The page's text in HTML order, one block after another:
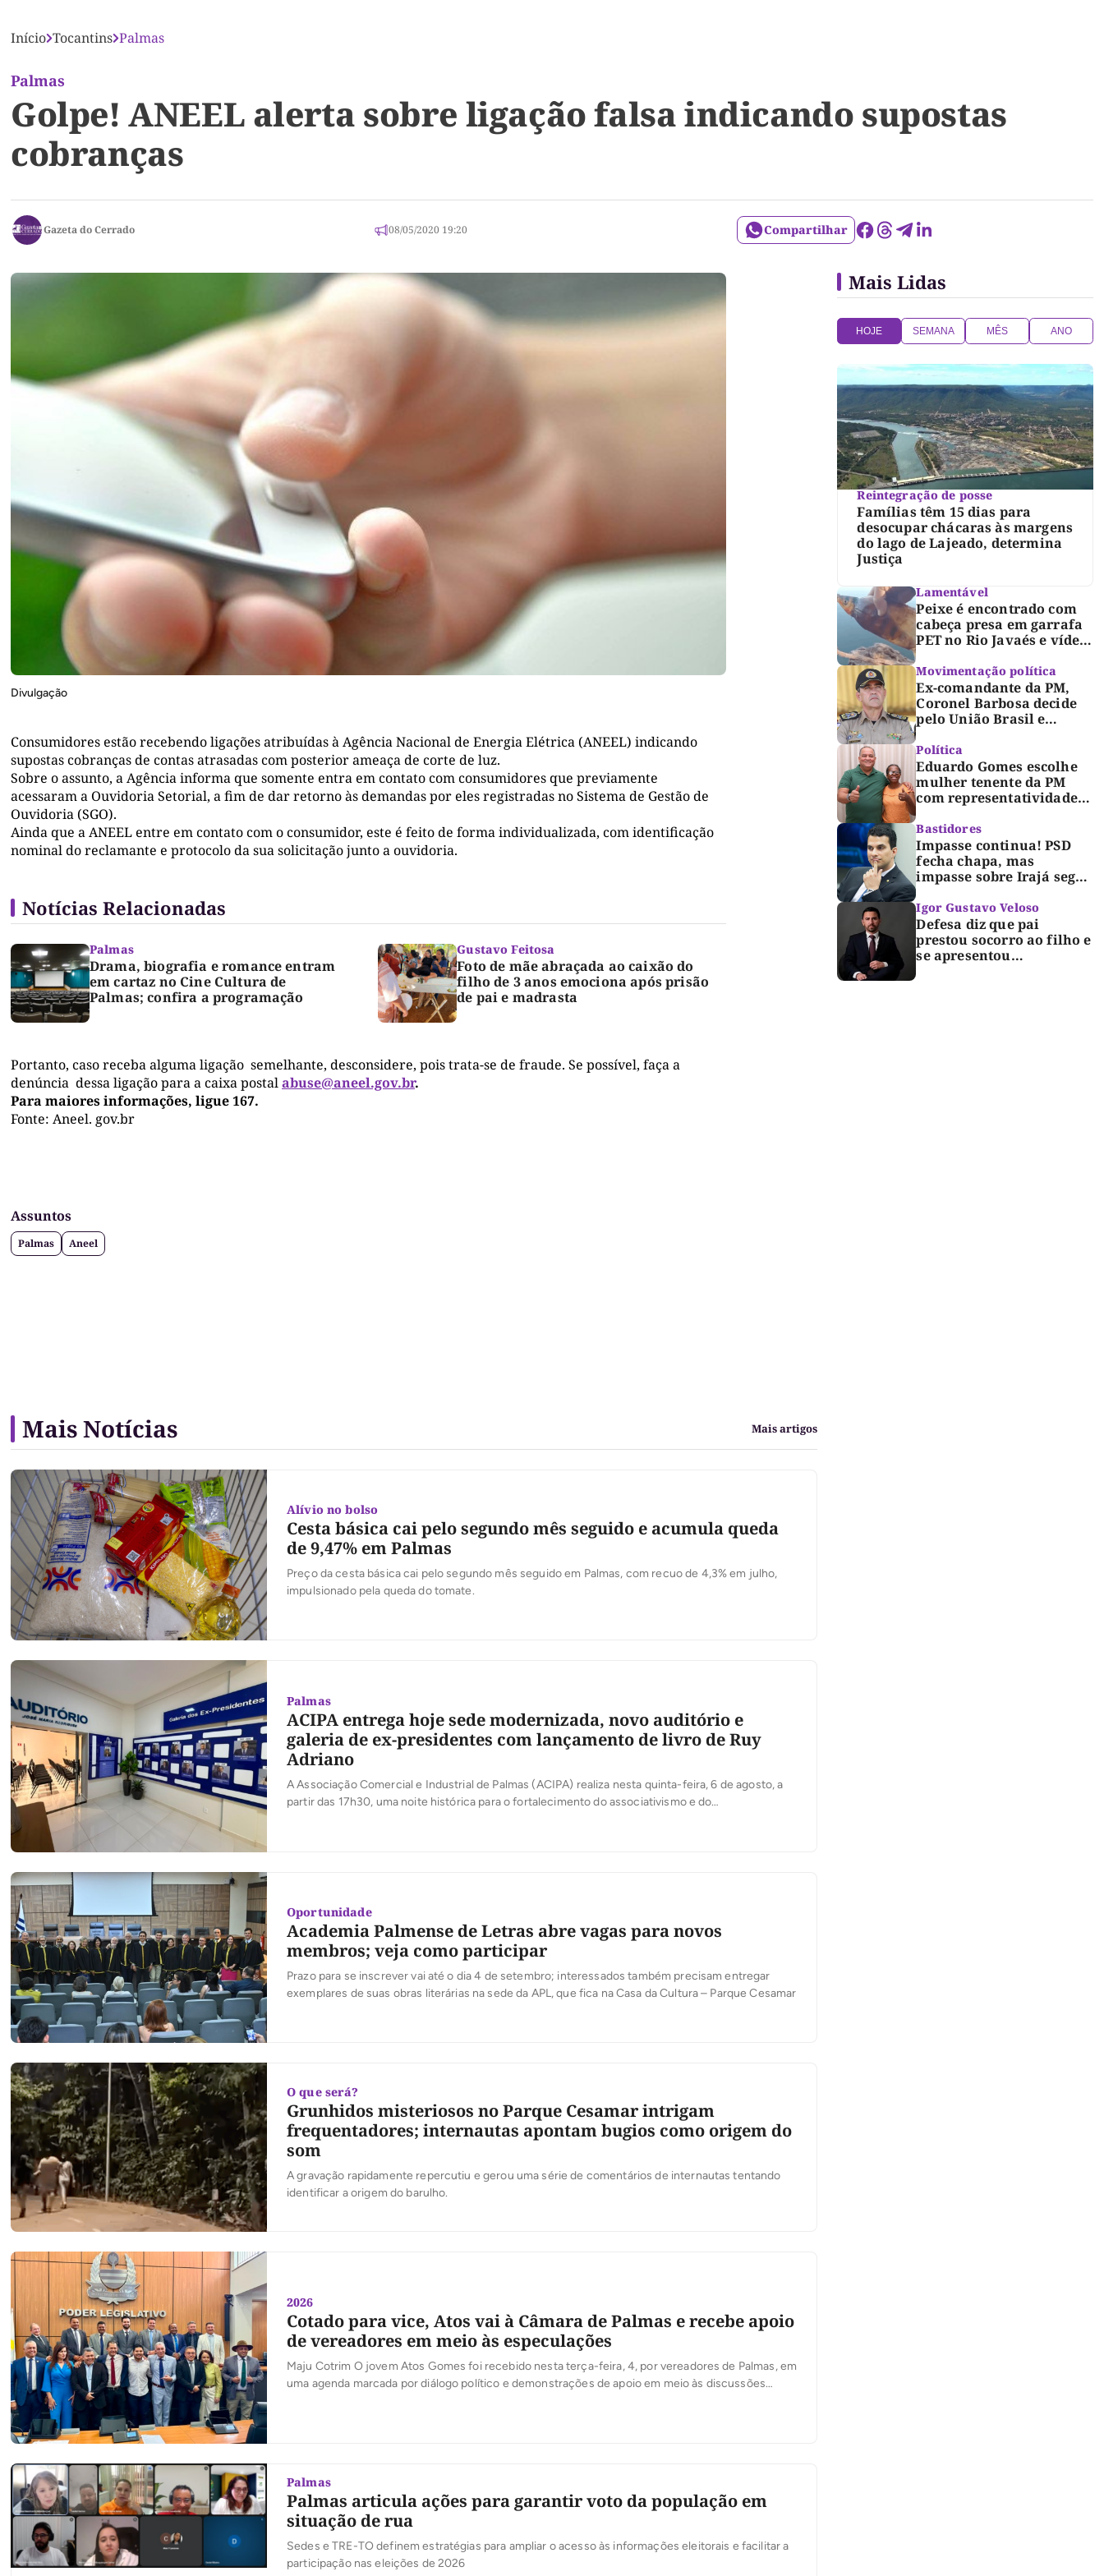
Início Tocantins Palmas
Palmas
Golpe! ANEEL alerta sobre ligação falsa indicando supostas
cobranças
Gazeta do Cerrado 08/05/2020 19:20 Compartilhar
Divulgação
Consumidores estão recebendo ligações atribuídas à Agência Nacional de Energia Elétrica (ANEEL) indicando
supostas cobranças de contas atrasadas com posterior ameaça de corte de luz.
Sobre o assunto, a Agência informa que somente entra em contato com consumidores que previamente
acessaram a Ouvidoria Setorial, a fim de dar retorno às demandas por eles registradas no Sistema de Gestão de
Ouvidoria (SGO).
Ainda que a ANEEL entre em contato com o consumidor, este é feito de forma individualizada, com identificação
nominal do reclamante e protocolo da sua solicitação junto a ouvidoria.
Notícias Relacionadas
Palmas
Drama, biografia e romance entram
em cartaz no Cine Cultura de
Palmas; confira a programação
Gustavo Feitosa
Foto de mãe abraçada ao caixão do
filho de 3 anos emociona após prisão
de pai e madrasta
Portanto, caso receba alguma ligação semelhante, desconsidere, pois trata-se de fraude. Se possível, faça a
denúncia dessa ligação para a caixa postalabuse@aneel.gov.br.
Para maiores informações, ligue 167.
Fonte: Aneel. gov.br
Assuntos
Palmas Aneel
Mais Lidas
HOJE SEMANA MÊS ANO
Reintegração de posse
Famílias têm 15 dias para
desocupar chácaras às margens
do lago de Lajeado, determina
Justiça
Lamentável
Peixe é encontrado com
cabeça presa em garrafa
PET no Rio Javaés e vídeo
lixo nos rios
Movimentação política
Ex-comandante da PM,
Coronel Barbosa decide
pelo União Brasil e
Dorinha
Política
Eduardo Gomes escolhe
mulher tenente da PM
com representatividade e
para compor segunda
suplência ao Senado
Bastidores
Impasse continua! PSD
fecha chapa, mas
impasse sobre Irajá segue
TRE; Laurez diz que nome
dele não foi homologado
Igor Gustavo Veloso
Defesa diz que pai
prestou socorro ao filho e
se apresentou
Mais Notícias Mais artigos
Alívio no bolso
Cesta básica cai pelo segundo mês seguido e acumula queda
de 9,47% em Palmas
Preço da cesta básica cai pelo segundo mês seguido em Palmas, com recuo de 4,3% em julho,
impulsionado pela queda do tomate.
Palmas
ACIPA entrega hoje sede modernizada, novo auditório e
galeria de ex-presidentes com lançamento de livro de Ruy
Adriano
A Associação Comercial e Industrial de Palmas (ACIPA) realiza nesta quinta-feira, 6 de agosto, a
partir das 17h30, uma noite histórica para o fortalecimento do associativismo e do
Oportunidade
Academia Palmense de Letras abre vagas para novos
membros; veja como participar
Prazo para se inscrever vai até o dia 4 de setembro; interessados também precisam entregar
exemplares de suas obras literárias na sede da APL, que fica na Casa da Cultura – Parque Cesamar
O que será?
Grunhidos misteriosos no Parque Cesamar intrigam
frequentadores; internautas apontam bugios como origem do
som
A gravação rapidamente repercutiu e gerou uma série de comentários de internautas tentando
identificar a origem do barulho.
2026
Cotado para vice, Atos vai à Câmara de Palmas e recebe apoio
de vereadores em meio às especulações
Maju Cotrim O jovem Atos Gomes foi recebido nesta terça-feira, 4, por vereadores de Palmas, em
uma agenda marcada por diálogo político e demonstrações de apoio em meio às discussões
Palmas
Palmas articula ações para garantir voto da população em
situação de rua
Sedes e TRE-TO definem estratégias para ampliar o acesso às informações eleitorais e facilitar a
participação nas eleições de 2026